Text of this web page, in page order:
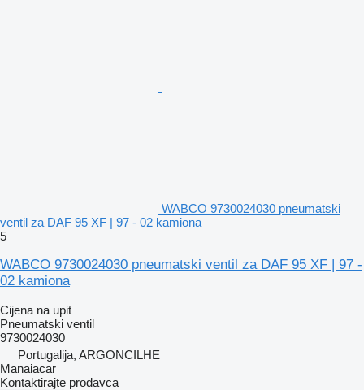
WABCO 9730024030 pneumatski
ventil za DAF 95 XF | 97 - 02 kamiona
5
WABCO 9730024030 pneumatski ventil za DAF 95 XF | 97 -
02 kamiona
Cijena na upit
Pneumatski ventil
9730024030
Portugalija, ARGONCILHE
Manaiacar
Kontaktirajte prodavca